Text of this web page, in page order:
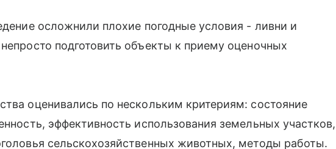
осложнили плохие погодные условия - ливни и
подготовить объекты к приему оценочных
оценивались по нескольким критериям: состояние
эффективность использования земельных участков,
сельскохозяйственных животных, методы работы.